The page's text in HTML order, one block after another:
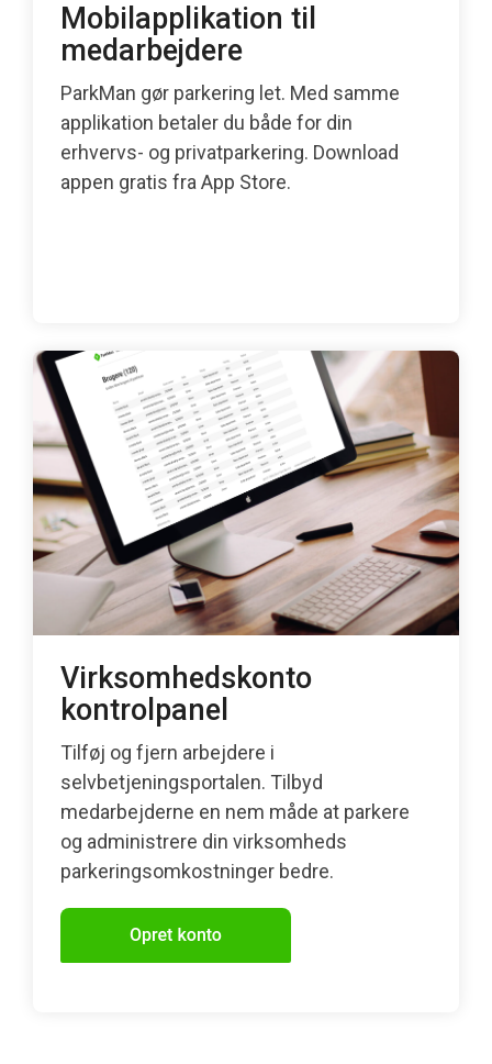
Mobilapplikation til
medarbejdere
ParkMan gør parkering let. Med samme
applikation betaler du både for din
erhvervs- og privatparkering. Download
appen gratis fra App Store.
Virksomhedskonto
kontrolpanel
Tilføj og fjern arbejdere i
selvbetjeningsportalen. Tilbyd
medarbejderne en nem måde at parkere
og administrere din virksomheds
parkeringsomkostninger bedre.